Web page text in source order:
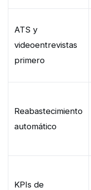
ATS y
videoentrevistas
primero
Reabastecimiento
automático
KPIs de